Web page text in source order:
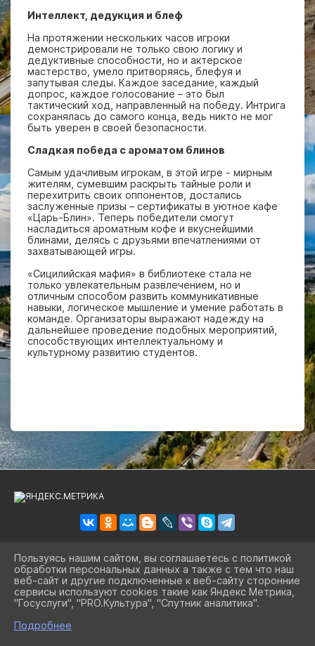
Интеллект, дедукция и блеф
На протяжении нескольких часов игроки
демонстрировали не только свою логику и
дедуктивные способности, но и актерское
мастерство, умело притворяясь, блефуя и
запутывая следы. Каждое заседание, каждый
допрос, каждое голосование – это был
тактический ход, направленный на победу. Интрига
сохранялась до самого конца, ведь никто не мог
быть уверен в своей безопасности.
Сладкая победа с ароматом блинов
Самым удачливым игрокам, в этой игре - мирным
жителям, сумевшим раскрыть тайные роли и
перехитрить своих оппонентов, достались
заслуженные призы – сертификаты в уютное кафе
«Царь-Блин». Теперь победители смогут
насладиться ароматным кофе и вкуснейшими
блинами, делясь с друзьями впечатлениями от
захватывающей игры.
«Сицилийская мафия» в библиотеке стала не
только увлекательным развлечением, но и
отличным способом развить коммуникативные
навыки, логическое мышление и умение работать в
команде. Организаторы выражают надежду на
дальнейшее проведение подобных мероприятий,
способствующих интеллектуальному и
культурному развитию студентов.
2026 Г. BIBLSBK.RU
ВХОД
КАРТА САЙТА
ПОЛИТИКА ОБРАБОТКИ ПЕРСОНАЛЬНЫХ ДАННЫХ
СДЕЛАНО НА KUBCMS
Пользуясь нашим сайтом, вы соглашаетесь с политикой
обработки персональных данных а также с тем что наш
веб-сайт и другие подключенные к веб-сайту сторонние
сервисы используют cookies такие как Яндекс Метрика,
"Госуслуги", "PRO.Культура", "Спутник аналитика".
Подробнее